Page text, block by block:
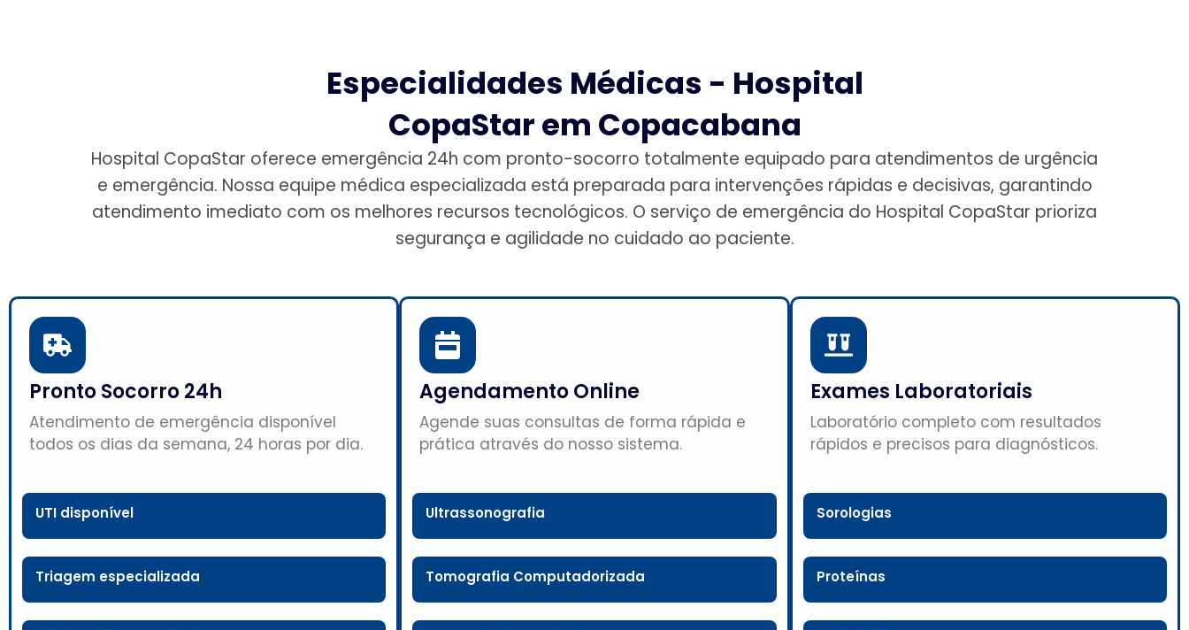
Especialidades Médicas - Hospital
CopaStar em Copacabana
Hospital CopaStar oferece emergência 24h com pronto-socorro totalmente equipado para atendimentos de urgência
e emergência. Nossa equipe médica especializada está preparada para intervenções rápidas e decisivas, garantindo
atendimento imediato com os melhores recursos tecnológicos. O serviço de emergência do Hospital CopaStar prioriza
segurança e agilidade no cuidado ao paciente.
Pronto Socorro 24h
Atendimento de emergência disponível
todos os dias da semana, 24 horas por dia.
UTI disponível
Triagem especializada
Agendamento Online
Agende suas consultas de forma rápida e
prática através do nosso sistema.
Ultrassonografia
Tomografia Computadorizada
Exames Laboratoriais
Laboratório completo com resultados
rápidos e precisos para diagnósticos.
Sorologias
Proteínas